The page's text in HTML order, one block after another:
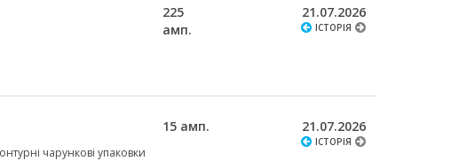
225
амп.
21.07.2026
ІСТОРІЯ
чарункові упаковки
15 амп. 21.07.2026
ІСТОРІЯ